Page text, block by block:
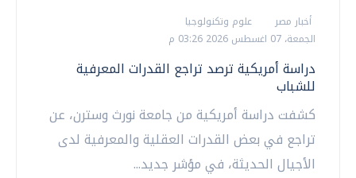
أخبار مصر
علوم وتكنولوجيا
الجمعة، 07 اغسطس 2026 03:26 م
دراسة أمريكية ترصد تراجع القدرات المعرفية
للشباب
كشفت دراسة أمريكية من جامعة نورث وسترن، عن
تراجع في بعض القدرات العقلية والمعرفية لدى
الأجيال الحديثة، في مؤشر جديد...